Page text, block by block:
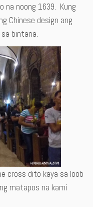
na noong 1639. Kung
Chinese design ang
bintana.
cross dito kaya sa loob
matapos na kami